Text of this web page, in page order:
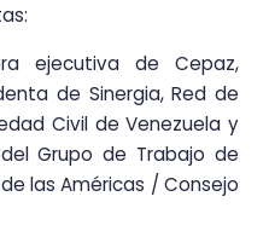
ejecutiva de Cepaz,
de Sinergia, Red de
Civil de Venezuela y
Grupo de Trabajo de
las Américas / Consejo